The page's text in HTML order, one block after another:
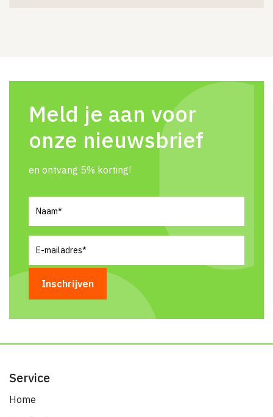
Meld je aan voor
onze nieuwsbrief
en ontvang 5% korting!
mailadres(Vereist)
Service
Home